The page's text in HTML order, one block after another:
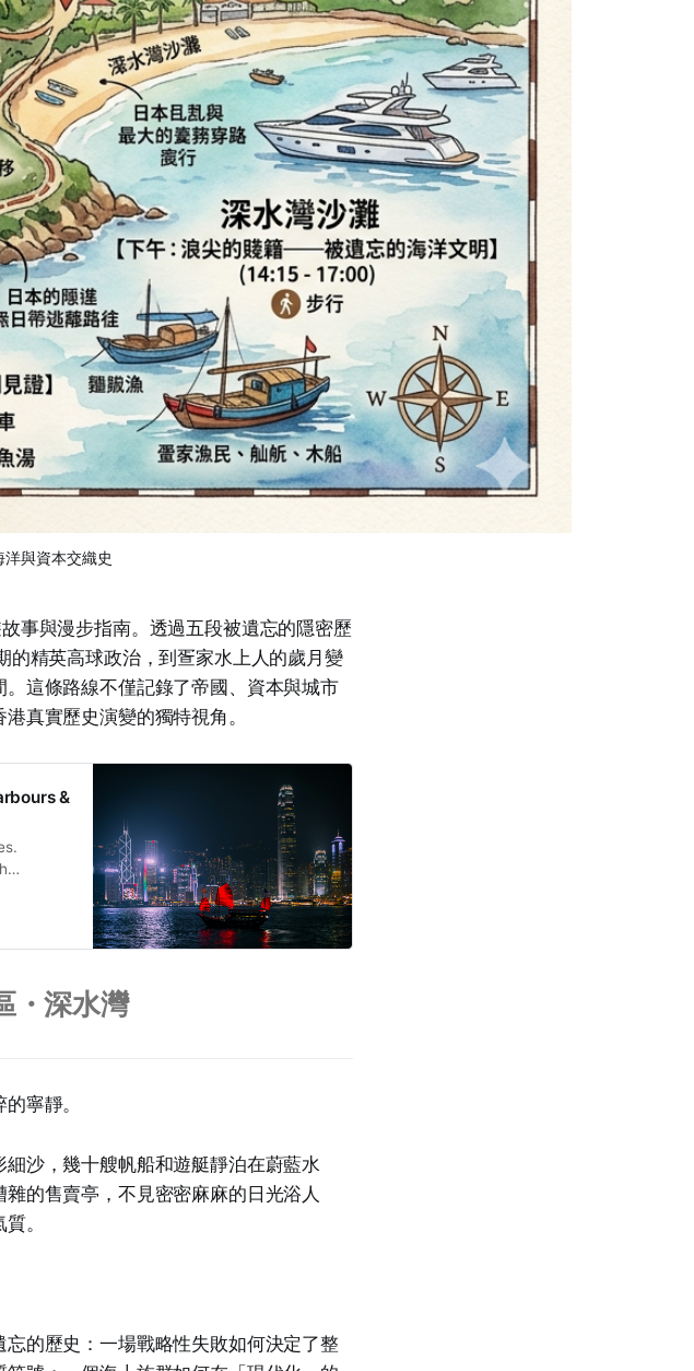
與資本交織史
事與漫步指南。透過五段被遺忘的隱密歷
精英高球政治，到疍家水上人的歲月變
這條路線不僅記錄了帝國、資本與城市
真實歷史演變的獨特視角。
&
・深水灣
寧靜。
沙，幾十艘帆船和遊艇靜泊在蔚藍水
的售賣亭，不見密密麻麻的日光浴人
。
的歷史：一場戰略性失敗如何決定了整